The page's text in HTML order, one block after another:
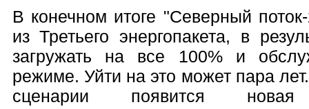
В конечном итоге "Северный
из Третьего энергопакета, в
загружать на все 100% и
режиме. Уйти на это может пара
сценарии появится новая